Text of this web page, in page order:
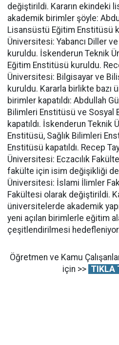
değiştirildi. Kararın ekindeki
akademik birimler şöyle:
Lisansüstü Eğitim Enstitüsü
Üniversitesi: Yabancı Diller
kuruldu. İskenderun Teknik
Eğitim Enstitüsü kuruldu.
Üniversitesi: Bilgisayar ve
kuruldu. Kararla birlikte
birimler kapatıldı: Abdullah
Bilimleri Enstitüsü ve Sosyal
kapatıldı. İskenderun Teknik
Enstitüsü, Sağlık Bilimleri
Enstitüsü kapatıldı. Recep
Üniversitesi: Eczacılık
fakülte için isim değişikliği de
Üniversitesi: İslami İlimler
Fakültesi olarak değiştirildi.
üniversitelerde akademik
yeni açılan birimlerle eğitim
çeşitlendirilmesi
Öğretmen ve Kamu
için >> TIKLA